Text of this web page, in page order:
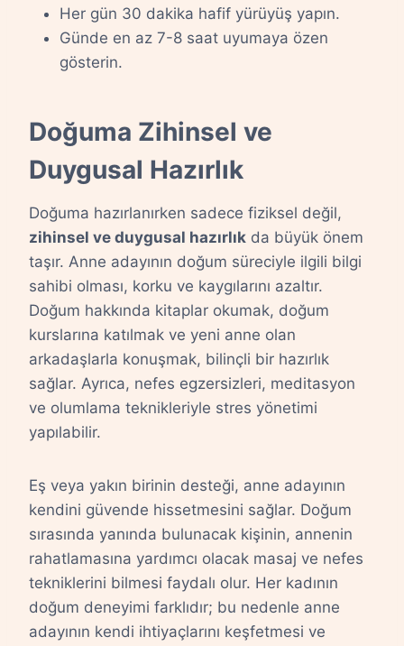
Her gün 30 dakika hafif yürüyüş yapın.
Günde en az 7-8 saat uyumaya özen
gösterin.
Doğuma Zihinsel ve
Duygusal Hazırlık
Doğuma hazırlanırken sadece fiziksel değil,
zihinsel ve duygusal hazırlık da büyük önem
taşır. Anne adayının doğum süreciyle ilgili bilgi
sahibi olması, korku ve kaygılarını azaltır.
Doğum hakkında kitaplar okumak, doğum
kurslarına katılmak ve yeni anne olan
arkadaşlarla konuşmak, bilinçli bir hazırlık
sağlar. Ayrıca, nefes egzersizleri, meditasyon
ve olumlama teknikleriyle stres yönetimi
yapılabilir.
Eş veya yakın birinin desteği, anne adayının
kendini güvende hissetmesini sağlar. Doğum
sırasında yanında bulunacak kişinin, annenin
rahatlamasına yardımcı olacak masaj ve nefes
tekniklerini bilmesi faydalı olur. Her kadının
doğum deneyimi farklıdır; bu nedenle anne
adayının kendi ihtiyaçlarını keşfetmesi ve